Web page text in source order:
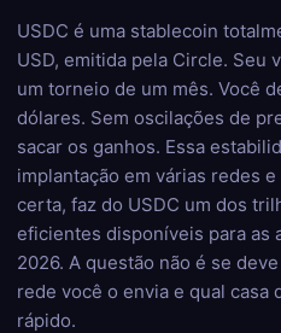
USDC é uma stablecoin
USD, emitida pela Circle. Seu
um torneio de um mês. Você
dólares. Sem oscilações de
sacar os ganhos. Essa
implantação em várias redes
certa, faz do USDC um dos
eficientes disponíveis para as
2026. A questão não é se
rede você o envia e qual casa
rápido.